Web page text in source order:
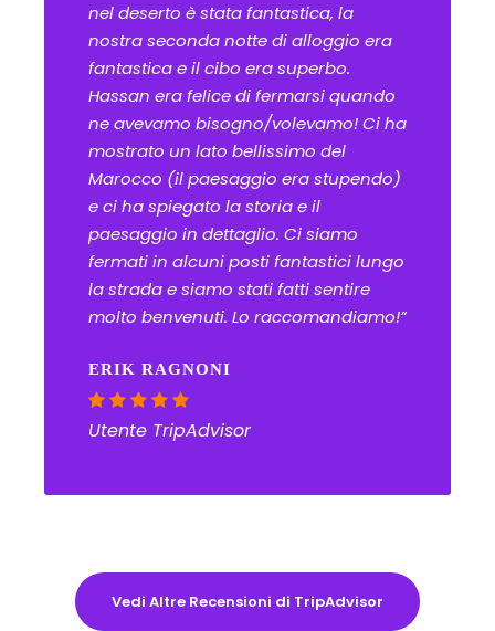
nel deserto è stata fantastica, la
nostra seconda notte di alloggio era
fantastica e il cibo era superbo.
Hassan era felice di fermarsi quando
ne avevamo bisogno/volevamo! Ci ha
mostrato un lato bellissimo del
Marocco (il paesaggio era stupendo)
e ci ha spiegato la storia e il
paesaggio in dettaglio. Ci siamo
fermati in alcuni posti fantastici lungo
la strada e siamo stati fatti sentire
molto benvenuti. Lo raccomandiamo!”
ERIK RAGNONI
Utente TripAdvisor
Vedi Altre Recensioni di TripAdvisor